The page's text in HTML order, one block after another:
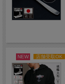
NEW 店舗受取OK